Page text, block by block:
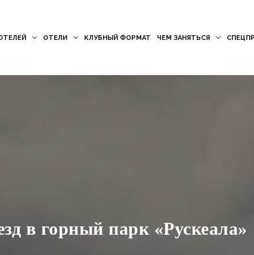
ОТЕЛИ КЛУБНЫЙ ФОРМАТ ЧЕМ ЗАНЯТЬСЯ
в горный парк «Рускеала»